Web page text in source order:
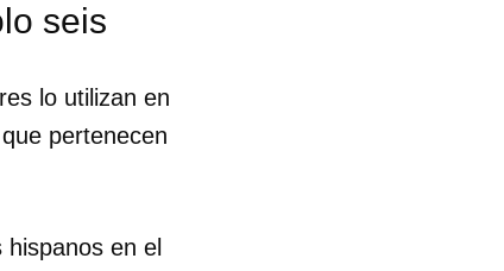
seis
lo utilizan en
pertenecen
en el